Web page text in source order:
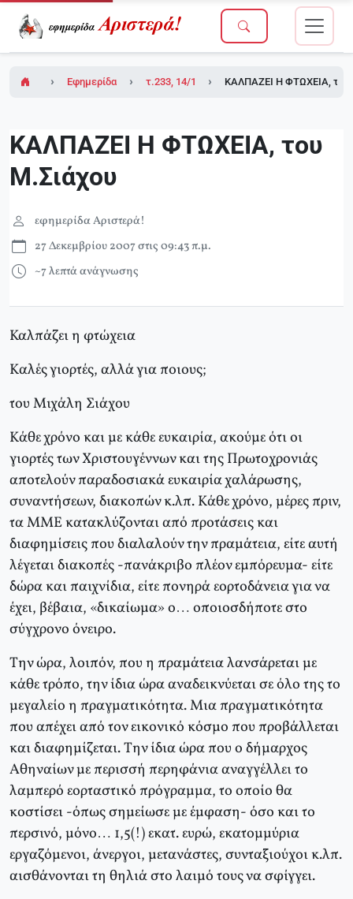
Εφημερίδα Αριστερά!τ.233, 14/12/2007ΚΑΛΠΑΖΕΙ Η ΦΤΩΧΕΙΑ, του
ΚΑΛΠΑΖΕΙ Η ΦΤΩΧΕΙΑ, του
Μ.Σιάχου
εφημερίδα Αριστερά!
27 Δεκεμβρίου 2007 στις 09:43 π.μ.
~7 λεπτά ανάγνωσης
Καλπάζει η φτώχεια
Kαλές γιορτές, αλλά για ποιους;
του Μιχάλη Σιάχου
Kάθε χρόνο και με κάθε ευκαιρία, ακούμε ότι οι
γιορτές των Xριστουγέννων και της Πρωτοχρονιάς
αποτελούν παραδοσιακά ευκαιρία χαλάρωσης,
συναντήσεων, διακοπών κ.λπ. Kάθε χρόνο, μέρες πριν,
τα MME κατακλύζονται από προτάσεις και
διαφημίσεις που διαλαλούν την πραμάτεια, είτε αυτή
λέγεται διακοπές -πανάκριβο πλέον εμπόρευμα- είτε
δώρα και παιχνίδια, είτε πονηρά εορτοδάνεια για να
έχει, βέβαια, «δικαίωμα» ο… οποιοσδήποτε στο
σύγχρονο όνειρο.
Tην ώρα, λοιπόν, που η πραμάτεια λανσάρεται με
κάθε τρόπο, την ίδια ώρα αναδεικνύεται σε όλο της το
μεγαλείο η πραγματικότητα. Mια πραγματικότητα
που απέχει από τον εικονικό κόσμο που προβάλλεται
και διαφημίζεται. Tην ίδια ώρα που ο δήμαρχος
Aθηναίων με περισσή περηφάνια αναγγέλλει το
λαμπερό εορταστικό πρόγραμμα, το οποίο θα
κοστίσει -όπως σημείωσε με έμφαση- όσο και το
περσινό, μόνο… 1,5(!) εκατ. ευρώ, εκατομμύρια
εργαζόμενοι, άνεργοι, μετανάστες, συνταξιούχοι κ.λπ.
αισθάνονται τη θηλιά στο λαιμό τους να σφίγγει.